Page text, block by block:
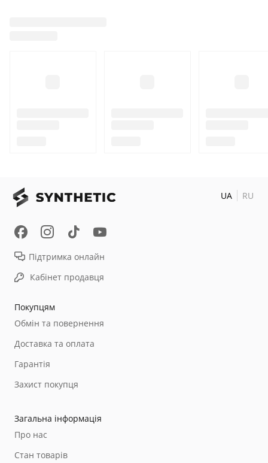
Покупцям
Обмін та повернення
Доставка та оплата
Гарантія
Захист покупця
Загальна інформація
Про нас
Стан товарів
Підтримка онлайн
Кабінет продавця
UA RU